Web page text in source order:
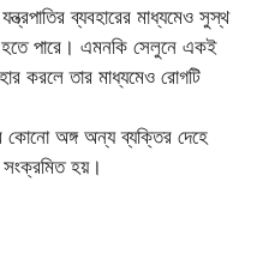
ব্যবহারের মাধ্যমেও সুস্থ
পারে। এমনকি সেলুনে একই
করলে তার মাধ্যমেও রোগটি
অঙ্গ অন্য ব্যক্তির দেহে
হয়।